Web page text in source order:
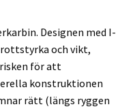
Designen med I-
och vikt,
för att
konstruktionen
rätt (längs ryggen